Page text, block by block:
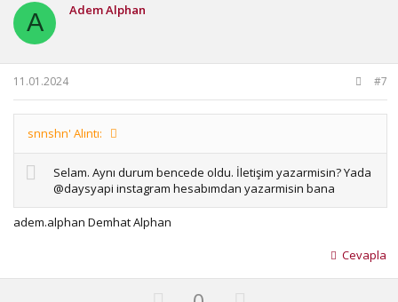
e
A Adem Alphan
11.01.2024 #7
snnshn' Alıntı:
Selam. Aynı durum bencede oldu. İletişim yazarmisin? Yada
@daysyapi instagram hesabımdan yazarmisin bana
adem.alphan Demhat Alphan
Cevapla